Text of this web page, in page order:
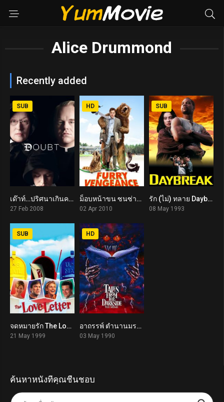
Alice Drummond
Recently added
7.5
SUB
เด๊าท์…ปริศนาเกินคาดเดา Doubt (2008)
27 Feb 2008
0
HD
ม็อบหน้าขน ซนซ่าป่วนเมือง Furry Vengeance (2010)
02 Apr 2010
5.0
SUB
รัก (ไม่) ทลาย Daybreak (1993)
08 May 1993
5.5
SUB
จดหมายรัก The Love Letter (1999)
21 May 1999
6.3
HD
อาถรรพ์ ตำนานมรณะ Tales from the Darkside: The Movie (1990)
03 May 1990
ค้นหาหนังที่คุณชื่นชอบ